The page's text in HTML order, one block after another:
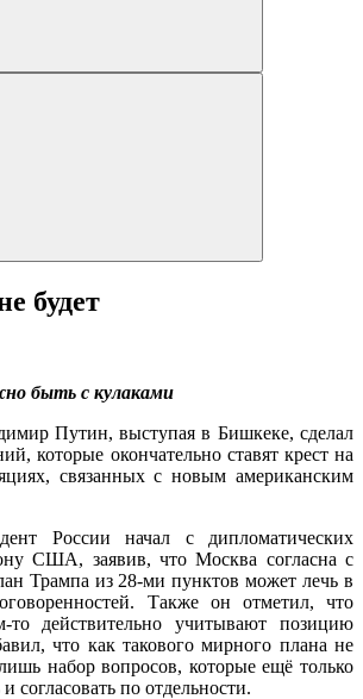
будет
быть с кулаками
Путин, выступая в Бишкеке, сделал
которые окончательно ставят крест на
связанных с новым американским
России начал с дипломатических
США, заявив, что Москва согласна с
Трампа из 28-ми пунктов может лечь в
Также он отметил, что
действительно учитывают позицию
что как такового мирного плана не
набор вопросов, которые ещё только
согласовать по отдельности.